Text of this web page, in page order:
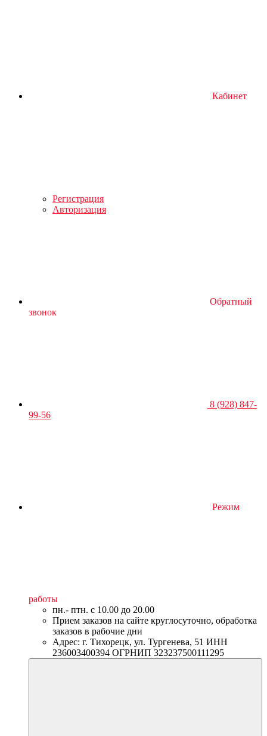
Кабинет
Регистрация
Авторизация
Обратный
звонок
8 (928) 847-
99-56
Режим
работы
пн.- птн. c 10.00 до 20.00
Прием заказов на сайте круглосуточно, обработка
заказов в рабочие дни
Адрес: г. Тихорецк, ул. Тургенева, 51 ИНН
236003400394 ОГРНИП 323237500111295